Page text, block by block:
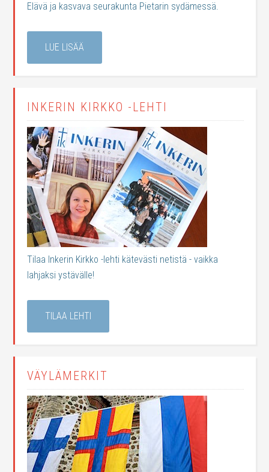
Elävä ja kasvava seurakunta Pietarin sydämessä.
LUE LISÄÄ
INKERIN KIRKKO -LEHTI
Tilaa Inkerin Kirkko -lehti kätevästi netistä - vaikka
lahjaksi ystävälle!
TILAA LEHTI
VÄYLÄMERKIT